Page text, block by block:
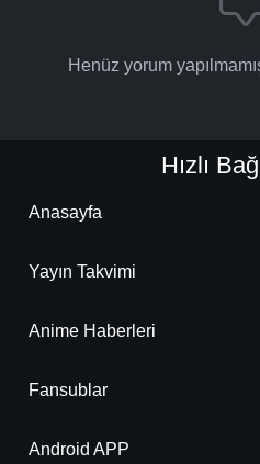
Henüz yorum
Hızlı
Anasayfa
Yayın Takvimi
Anime Haberleri
Fansublar
Android APP